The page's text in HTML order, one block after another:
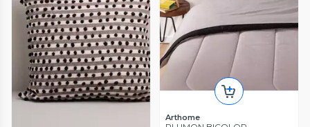
Arthome